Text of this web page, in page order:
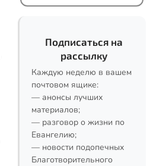
Подписаться на
рассылку
Каждую неделю в вашем
почтовом ящике:
— анонсы лучших
материалов;
— разговор о жизни по
Евангелию;
— новости подопечных
Благотворительного